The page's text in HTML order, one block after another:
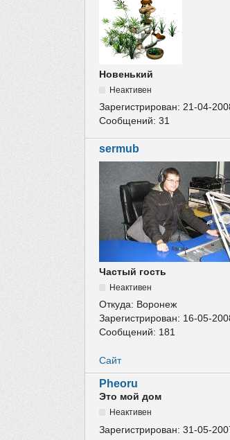
Новенький
Неактивен
Зарегистрирован:21-04-
Сообщений:31
sermub
Частый гость
Неактивен
Откуда: Воронеж
Зарегистрирован: 16-05-
Сообщений: 181
Сайт
Pheoru
Это мой дом
Неактивен
Зарегистрирован:31-05-